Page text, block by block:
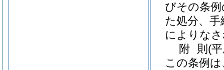
びその条
た処分、
によりな
附 則 (
この条例